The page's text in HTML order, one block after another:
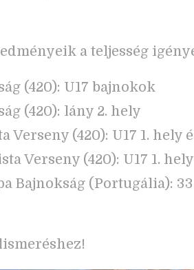
a teljesség
(420): U17 bajnokok
(420): lány 2. hely
Verseny (420): U17 1. hely
Verseny (420): U17 1.
Bajnokság (Portugália):